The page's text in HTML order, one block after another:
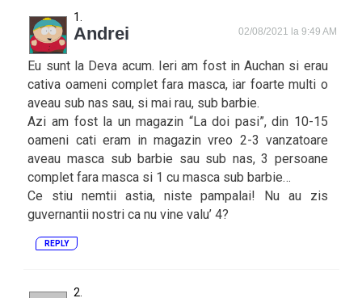
Andrei 02/08/2021 la 9:49 AM
Eu sunt la Deva acum. Ieri am fost in Auchan si erau
cativa oameni complet fara masca, iar foarte multi o
aveau sub nas sau, si mai rau, sub barbie.
Azi am fost la un magazin “La doi pasi”, din 10-15
oameni cati eram in magazin vreo 2-3 vanzatoare
aveau masca sub barbie sau sub nas, 3 persoane
complet fara masca si 1 cu masca sub barbie…
Ce stiu nemtii astia, niste pampalai! Nu au zis
guvernantii nostri ca nu vine valu’ 4?
REPLY